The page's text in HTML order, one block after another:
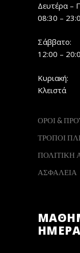
Δευτέρα –
08:30 –
Σάββατο:
12:00 –
Κυριακή:
Κλειστά
ΟΡΟΙ &
ΤΡΟΠΟΙ
ΠΟΛΙΤΙΚΗ
ΑΣΦΑΛΕΙΑ
ΗΜΕΡΑ